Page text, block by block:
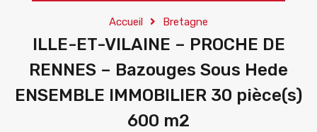
Accueil Bretagne
ILLE-ET-VILAINE – PROCHE DE
RENNES – Bazouges Sous Hede
ENSEMBLE IMMOBILIER 30 pièce(s)
600 m2